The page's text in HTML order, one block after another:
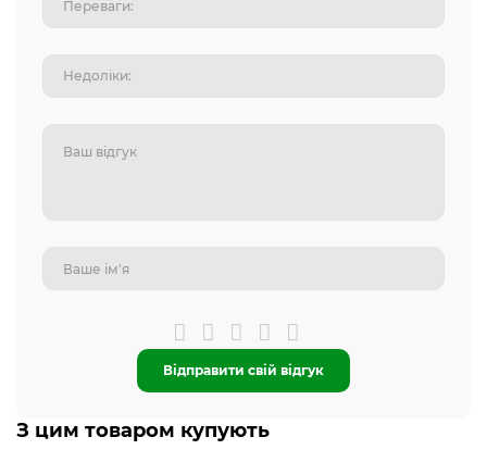
Відправити свій відгук
З цим товаром купують